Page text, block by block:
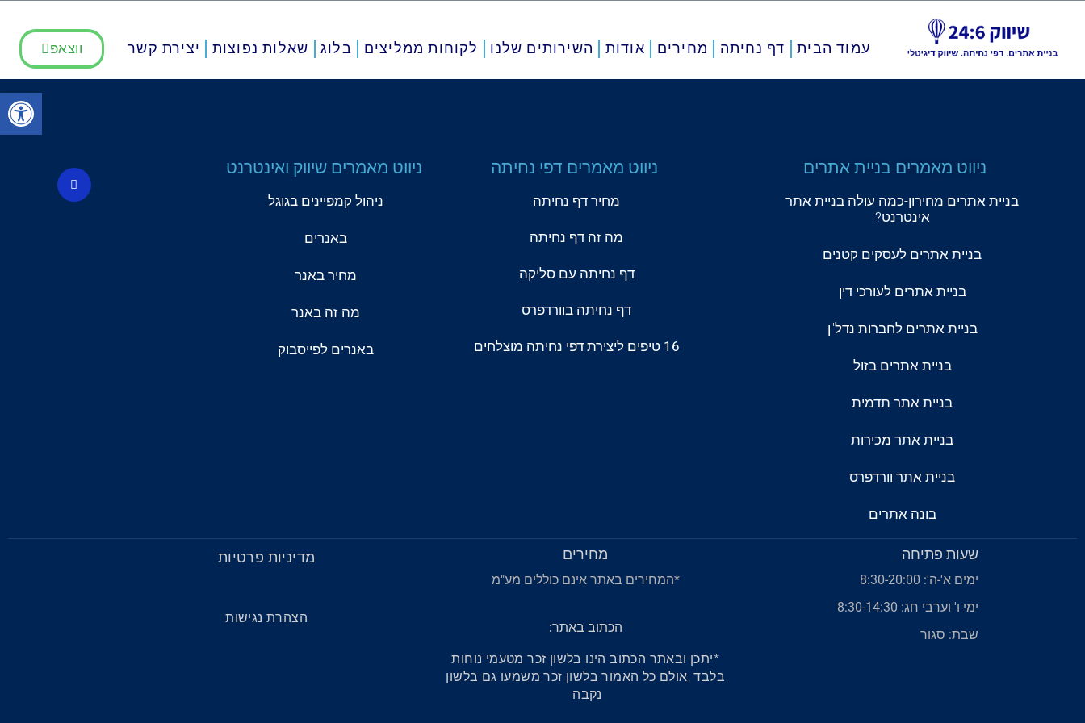
פתח
עמוד הבית דף נחיתה מחירים אודות השירותים שלנו לקוחות ממליצים בלוג שאלות נפוצות יצירת קשר ווצאפ
ניווט מאמרים בניית אתרים
בניית אתרים מחירון-כמה עולה בניית אתר
אינטרנט?
בניית אתרים לעסקים קטנים
בניית אתרים לעורכי דין
בניית אתרים לחברות נדל"ן
בניית אתרים בזול
בניית אתר תדמית
בניית אתר מכירות
בניית אתר וורדפרס
בונה אתרים
ניווט מאמרים דפי נחיתה
מחיר דף נחיתה
מה זה דף נחיתה
דף נחיתה עם סליקה
דף נחיתה בוורדפרס
16 טיפים ליצירת דפי נחיתה מוצלחים
ניווט מאמרים שיווק ואינטרנט
ניהול קמפיינים בגוגל
באנרים
מחיר באנר
מה זה באנר
באנרים לפייסבוק
F
a
c
שעות פתיחה
ימים א'-ה': 8:30-20:00
ימי ו' וערבי חג: 8:30-14:30
שבת: סגור
מחירים
*המחירים באתר אינם כוללים מע"מ
הכתוב באתר:
*יתכן ובאתר הכתוב הינו בלשון זכר מטעמי נוחות
בלבד ,אולם כל האמור בלשון זכר משמעו גם בלשון
נקבה
מדיניות פרטיות
הצהרת נגישות